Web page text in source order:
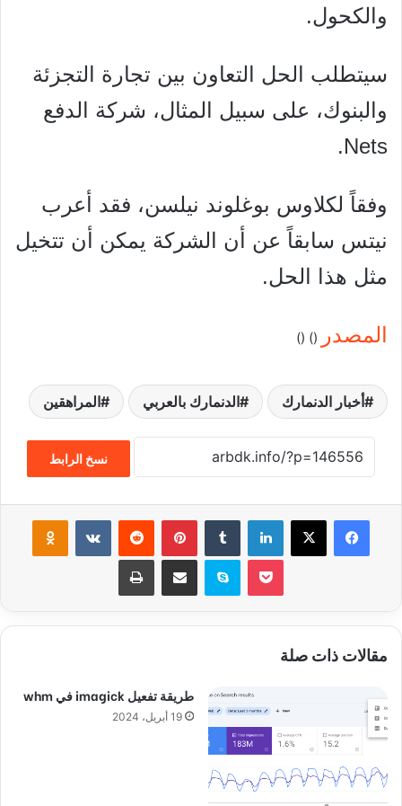
والكحول.
سيتطلب الحل التعاون بين تجارة التجزئة
والبنوك، على سبيل المثال، شركة الدفع
Nets.
وفقاً لكلاوس بوغلوند نيلسن، فقد أعرب
نيتس سابقاً عن أن الشركة يمكن أن تتخيل
مثل هذا الحل.
المصدر (
) (
)
أخبار الدنمارك الدنمارك بالعربي المراهقين
نسخ الرابط
فيسبوك لينكدإن بينتيريست
سكايب
مقالات ذات صلة
طريقة تفعيل imagick في whm
19 أبريل، 2024